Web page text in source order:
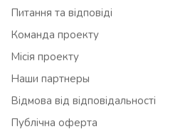
Питання та відповіді
Команда проекту
Місія проекту
Наши партнеры
Відмова від відповідальності
Публічна оферта